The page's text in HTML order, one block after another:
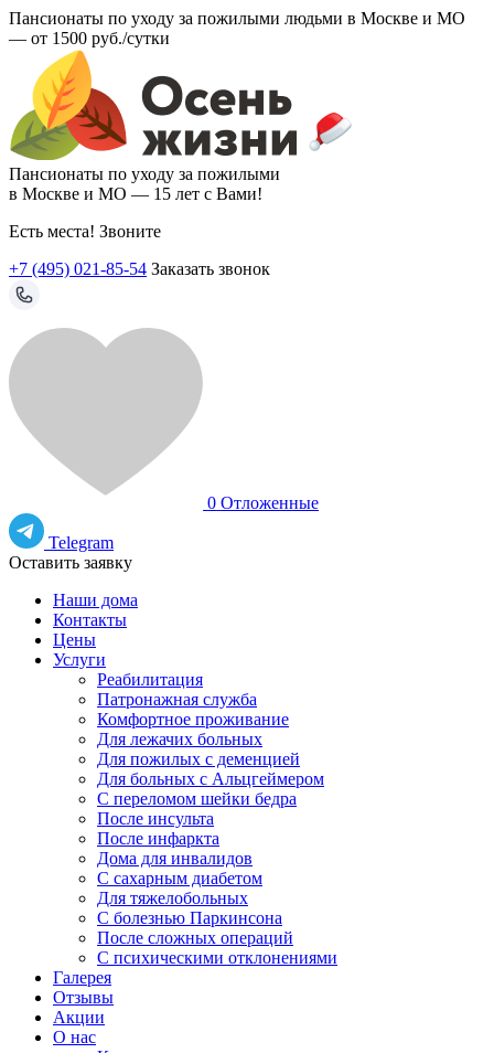
Пансионаты по уходу за пожилыми людьми в Москве и МО
— от 1500 руб./сутки
Пансионаты по уходу за пожилыми
в Москве и МО — 15 лет с Вами!
Есть места! Звоните
+7 (495) 021-85-54 Заказать звонок
0 Отложенные
Telegram
Оставить заявку
Наши дома
Контакты
Цены
Услуги
Реабилитация
Патронажная служба
Комфортное проживание
Для лежачих больных
Для пожилых с деменцией
Для больных с Альцгеймером
С переломом шейки бедра
После инсульта
После инфаркта
Дома для инвалидов
С сахарным диабетом
Для тяжелобольных
С болезнью Паркинсона
После сложных операций
С психическими отклонениями
Галерея
Отзывы
Акции
О нас